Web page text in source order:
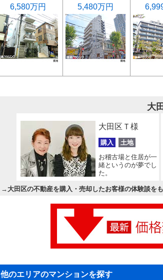
6,580万円
5,480万円
大
大田区Ｔ様
購入
土地
お稽古場と住居が一
緒というのが夢でし
た。
→ 大田区の不動産を購入・売却したお客様の体験談を
他のエリアのマンションを探す